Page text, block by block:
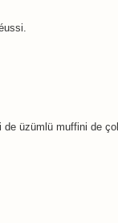
üzümlü muffini de